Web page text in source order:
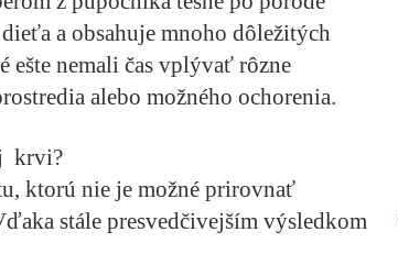
a obsahuje mnoho dôležitých
ešte nemali čas vplývať rôzne
alebo možného ochorenia.
krvi?
ktorú nie je možné prirovnať
stále presvedčivejším výsledkom